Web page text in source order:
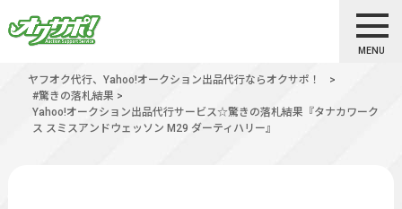
MENU
ヤフオク代行、Yahoo!オークション出品代行ならオクサポ！
>
#驚きの落札結果 >
Yahoo!オークション出品代行サービス☆驚きの落札結果『タナカワーク
ス スミスアンドウェッソン M29 ダーティハリー』